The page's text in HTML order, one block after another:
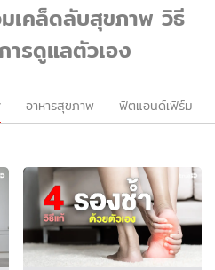
เคล็ดลับสุขภาพ วิธี
รดูแลตัวเอง
อาหารสุขภาพ ฟิตแอนด์เฟิร์ม